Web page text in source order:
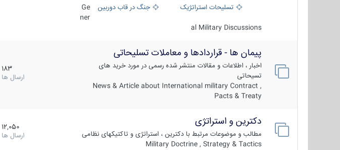
تسلیحات استراتژیک
جنگ در قاب دوربین
Ge
ner
al Military Discussions
پیمان ها - قراردادها و معاملات تسلیحاتی
اخبار ، اطلاعات و مقالات منتشر شده رسمی در مورد خرید های
تسیحاتی
News & Article about International military Contract ,
Pacts & Treaty
183
ارسال ها
دکترین و استراتژی
مطالب و موضوعات مرتبط با دکترین ، استراتژی و تاکتیکهای نظامی
Military Doctrine , Strategy & Tactics
12,050
ارسال ها